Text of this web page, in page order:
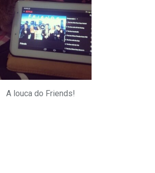
A louca do Friends!